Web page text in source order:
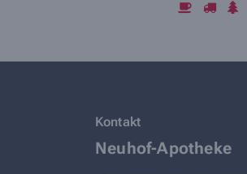
Kontakt
Neuhof-Apotheke